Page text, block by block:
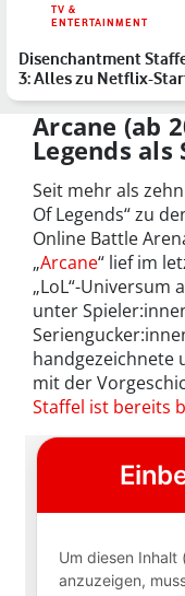
TV &
ENTERTAINMENT
Disenchantment
3: Alles zu Netflix-
Handlung und de…
Arcane (ab
Legends als
Seit mehr als
Of Legends“ zu
Online Battle
„Arcane“ lief im
„LoL“-Universum
unter
handgezeichnete
mit der
Staffel ist bereits